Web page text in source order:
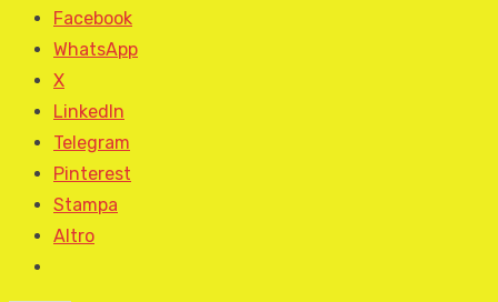
Facebook
WhatsApp
X
LinkedIn
Telegram
Pinterest
Stampa
Altro